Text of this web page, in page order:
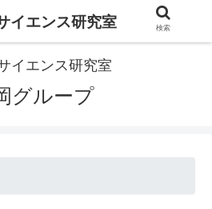
イエンス研究室
グループ
イエンス研究室 検索